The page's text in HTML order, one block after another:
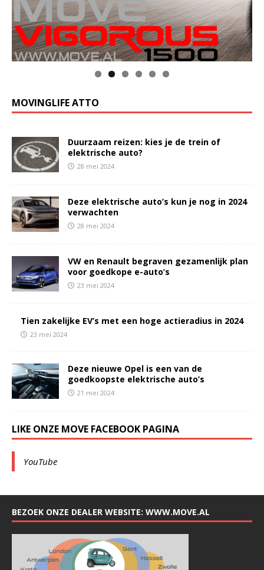
MOVINGLIFE ATTO
Duurzaam reizen: kies je de trein of
elektrische auto?
28 mei 2024
Deze elektrische auto’s kun je nog in 2024
verwachten
28 mei 2024
VW en Renault begraven gezamenlijk plan
voor goedkope e-auto’s
23 mei 2024
Tien zakelijke EV’s met een hoge actieradius in 2024
23 mei 2024
Deze nieuwe Opel is een van de
goedkoopste elektrische auto’s
21 mei 2024
LIKE ONZE MOVE FACEBOOK PAGINA
YouTube
BEZOEK ONZE DEALER WEBSITE: WWW.MOVE.AL